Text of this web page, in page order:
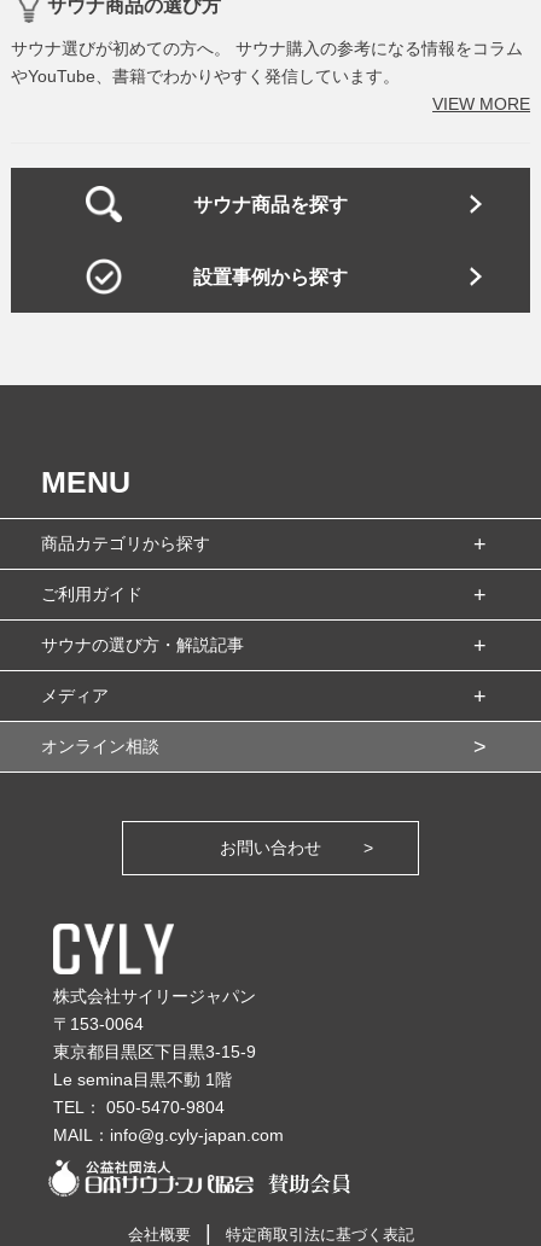
サウナ商品の選び方
サウナ選びが初めての方へ。 サウナ購入の参考になる情報をコラム
やYouTube、書籍でわかりやすく発信しています。
VIEW MORE
サウナ商品を探す
設置事例から探す
MENU
商品カテゴリから探す
ご利用ガイド
サウナの選び方・解説記事
メディア
オンライン相談
お問い合わせ
株式会社サイリージャパン
〒153-0064
東京都目黒区下目黒3-15-9
Le semina目黒不動 1階
TEL： 050-5470-9804
MAIL： info@g.cyly-japan.com
会社概要 特定商取引法に基づく表記